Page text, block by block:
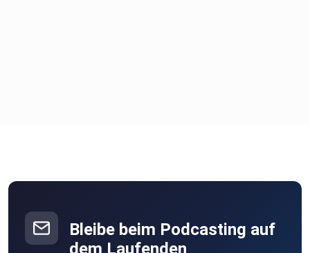
Bleibe beim Podcasting auf
dem Laufenden